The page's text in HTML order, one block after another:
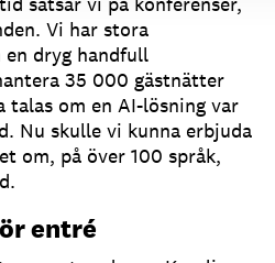
Vi har stora
en dryg handfull
35 000 gästnätter
talas om en AI-lösning var
Nu skulle vi kunna erbjuda
om, på över 100 språk,
entré